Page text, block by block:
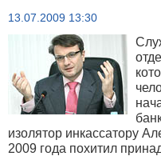
13.07.2009 13:30
изолятор инкассатору
2009 года похитил